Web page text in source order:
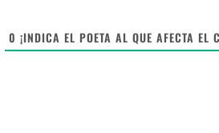
0 ¡INDICA EL POETA AL QUE AFECTA EL